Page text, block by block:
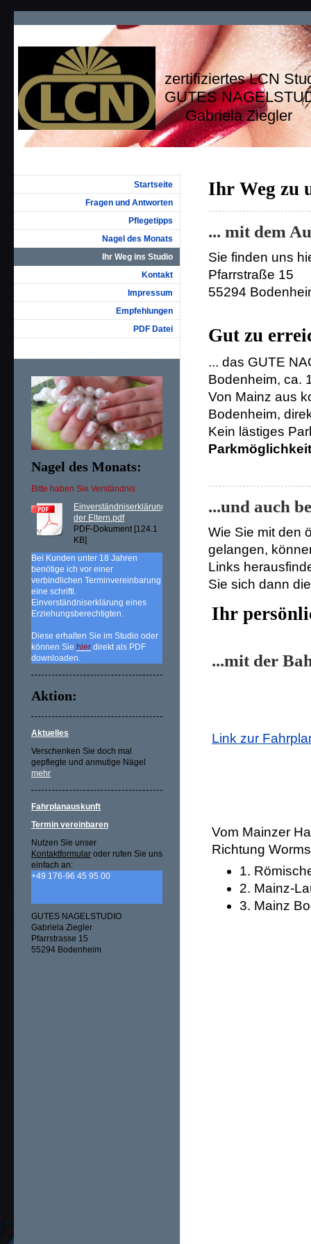
zertifiziertes LCN
GUTES
Gabriela Ziegler
Ihr Weg zu
... mit dem
Sie finden uns
Pfarrstraße 15
55294
Gut zu
... das GUTE
Bodenheim, ca.
Von Mainz aus
Bodenheim,
Kein lästiges
...und auch
Wie Sie mit den
gelangen,
Links
Sie sich dann
Ihr
...mit der
Link zur
Vom Mainzer
Richtung
1.
2. Mainz-
3. Mainz
Startseite
Fragen und Antworten
Pflegetipps
Nagel des Monats
Ihr Weg ins Studio
Kontakt
Impressum
Empfehlungen
PDF Datei
Nagel des Monats:
Bitte haben Sie Verständnis
Einverständniserklärung
der Eltern.pdf
PDF-Dokument [124.1
KB]
Bei Kunden unter 18 Jahren
benötige ich vor einer
verbindlichen Terminvereinbarung
eine schriftl.
Einverständniserklärung eines
Erziehungsberechtigten.
Diese erhalten Sie im Studio oder
können Sie hier direkt als PDF
downloaden.
Aktion:
Aktuelles
Verschenken Sie doch mal
gepflegte und anmutige Nägel
mehr
Fahrplanauskunft
Termin vereinbaren
Nutzen Sie unser
Kontaktformular oder rufen Sie uns
einfach an:
+49 176-96 45 95 00
GUTES NAGELSTUDIO
Gabriela Ziegler
Pfarrstrasse 15
55294 Bodenheim